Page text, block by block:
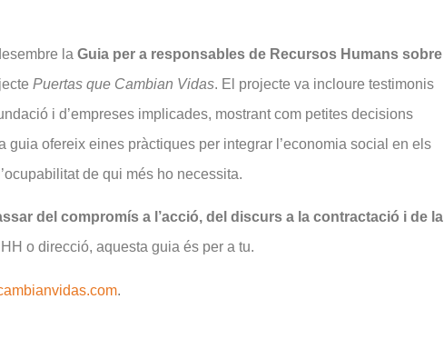
la Guia per a responsables de Recursos Humans sobre
Puertas que Cambian Vidas. El projecte va incloure testimonis
i d’empreses implicades, mostrant com petites decisions
ofereix eines pràctiques per integrar l’economia social en els
de qui més ho necessita.
del compromís a l’acció, del discurs a la contractació i de la
o direcció, aquesta guia és per a tu.
.